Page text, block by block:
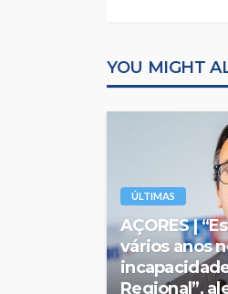
YOU MIGHT
ÚLTIMAS
AÇORES |
vários anos
Regional”,